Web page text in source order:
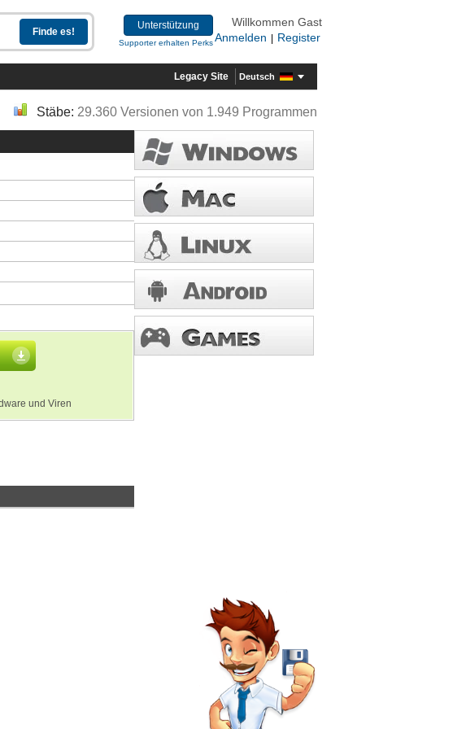
Unterstützung
Supporter erhalten Perks
Willkommen Gast
Anmelden
Register
Legacy Site Deutsch
Stäbe: 29.360 Versionen von 1.949 Programmen
und Viren